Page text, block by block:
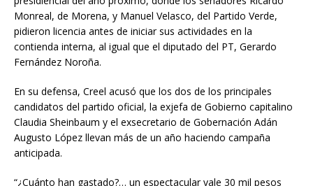
Monreal, de Morena, y Manuel Velasco, del Partido Verde,
pidieron licencia antes de iniciar sus actividades en la
contienda interna, al igual que el diputado del PT, Gerardo
Fernández Noroña.
En su defensa, Creel acusó que los dos de los principales
candidatos del partido oficial, la exjefa de Gobierno capitalino
Claudia Sheinbaum y el exsecretario de Gobernación Adán
Augusto López llevan más de un año haciendo campaña
anticipada.
“¿Cuánto han gastado?… un espectacular vale 30 mil pesos